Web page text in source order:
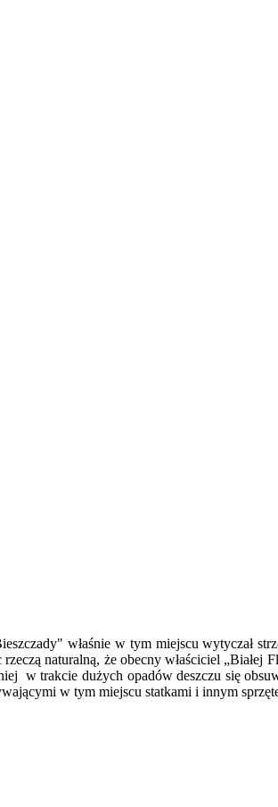
właśnie w tym miejscu wytyczał
naturalną, że obecny właściciel
w trakcie dużych opadów deszczu się
w tym miejscu statkami i innym